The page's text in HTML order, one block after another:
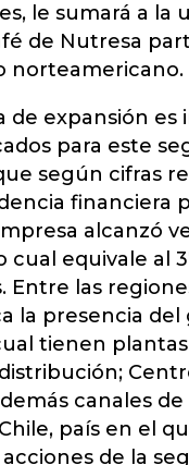
le sumará a la
de Nutresa
norteamericano.
de expansión
para este
según cifras
financiera
alcanzó
cual equivale al
Entre las
la presencia
tienen
canales de
país en el
acciones de la